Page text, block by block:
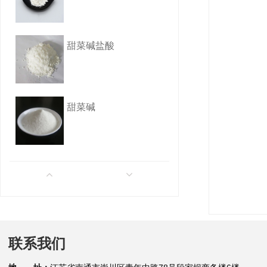
甜菜碱盐酸
甜菜碱
联系我们